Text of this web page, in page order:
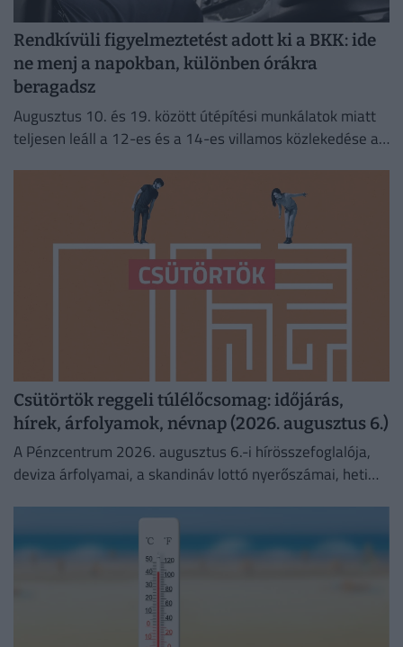
Rendkívüli figyelmeztetést adott ki a BKK: ide
ne menj a napokban, különben órákra
beragadsz
Augusztus 10. és 19. között útépítési munkálatok miatt
teljesen leáll a 12-es és a 14-es villamos közlekedése a
Csütörtök reggeli túlélőcsomag: időjárás,
hírek, árfolyamok, névnap (2026. augusztus 6.)
A Pénzcentrum 2026. augusztus 6.-i hírösszefoglalója,
deviza árfolyamai, a skandináv lottó nyerőszámai, heti